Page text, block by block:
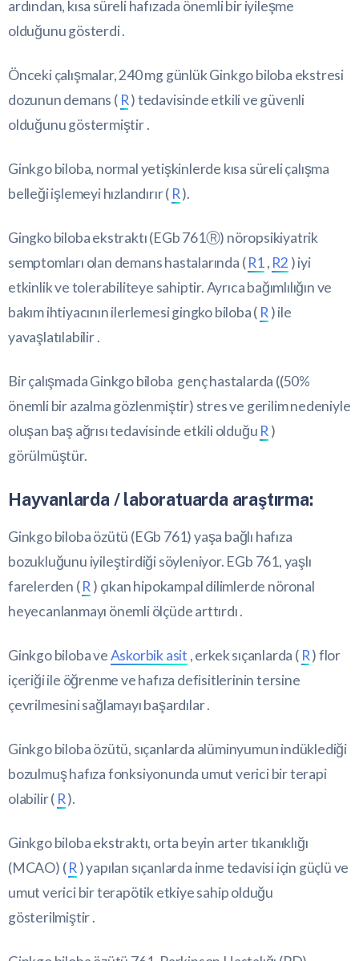
ardından, kısa süreli hafızada önemli bir iyileşme
olduğunu gösterdi .
Önceki çalışmalar, 240 mg günlük Ginkgo biloba ekstresi
dozunun demans ( R) tedavisinde etkili ve güvenli
olduğunu göstermiştir .
Ginkgo biloba, normal yetişkinlerde kısa süreli çalışma
belleği işlemeyi hızlandırır ( R).
Gingko biloba ekstraktı (EGb 761Ⓡ) nöropsikiyatrik
semptomları olan demans hastalarında (R1, R2 ) iyi
etkinlik ve tolerabiliteye sahiptir. Ayrıca bağımlılığın ve
bakım ihtiyacının ilerlemesi gingko biloba ( R ) ile
yavaşlatılabilir .
Bir çalışmada Ginkgo biloba genç hastalarda ((50%
önemli bir azalma gözlenmiştir) stres ve gerilim nedeniyle
oluşan baş ağrısı tedavisinde etkili olduğu R )
görülmüştür.
Hayvanlarda / laboratuarda araştırma:
Ginkgo biloba özütü (EGb 761) yaşa bağlı hafıza
bozukluğunu iyileştirdiği söyleniyor. EGb 761, yaşlı
farelerden (R ) çıkan hipokampal dilimlerde nöronal
heyecanlanmayı önemli ölçüde arttırdı .
Ginkgo biloba veAskorbik asit , erkek sıçanlarda ( R) flor
içeriği ile öğrenme ve hafıza defisitlerinin tersine
çevrilmesini sağlamayı başardılar .
Ginkgo biloba özütü, sıçanlarda alüminyumun indüklediği
bozulmuş hafıza fonksiyonunda umut verici bir terapi
olabilir ( R).
Ginkgo biloba ekstraktı, orta beyin arter tıkanıklığı
(MCAO) (R ) yapılan sıçanlarda inme tedavisi için güçlü ve
umut verici bir terapötik etkiye sahip olduğu
gösterilmiştir .